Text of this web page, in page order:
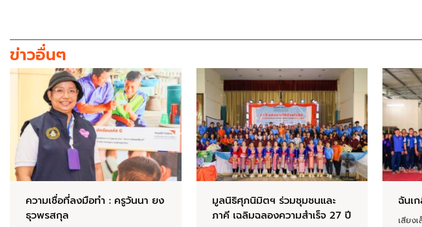
ข่าวอื่นๆ
ความเชื่อที่ลงมือทำ : ครูวันนา ยง
ธุวพรสกุล
มูลนิธิศุภนิมิตฯ ร่วมชุมชนและ
ภาคี เฉลิมฉลองความสำเร็จ 27 ปี
ฉันเ
เสียง